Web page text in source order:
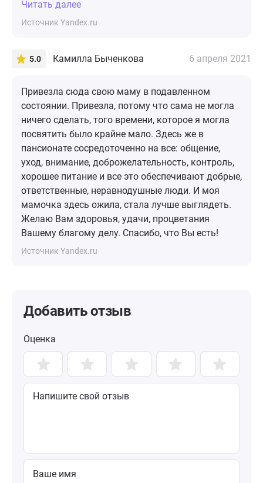
Читать далее
Источник Yandex.ru
5.0 Камилла Быченкова 6 апреля 2021
Привезла сюда свою маму в подавленном
состоянии. Привезла, потому что сама не могла
ничего сделать, того времени, которое я могла
посвятить было крайне мало. Здесь же в
пансионате сосредоточенно на все: общение,
уход, внимание, доброжелательность, контроль,
хорошее питание и все это обеспечивают добрые,
ответственные, неравнодушные люди. И моя
мамочка здесь ожила, стала лучше выглядеть.
Желаю Вам здоровья, удачи, процветания
Вашему благому делу. Спасибо, что Вы есть!
Источник Yandex.ru
Добавить отзыв
Оценка